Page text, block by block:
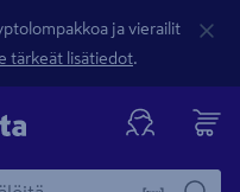
ja vierailit
tärkeät lisätiedot.